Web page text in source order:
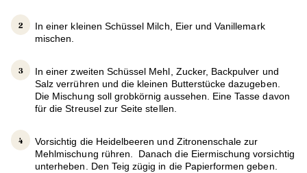
In einer kleinen Schüssel Milch, Eier und Vanillemark
mischen.
In einer zweiten Schüssel Mehl, Zucker, Backpulver und
Salz verrühren und die kleinen Butterstücke dazugeben.
Die Mischung soll grobkörnig aussehen. Eine Tasse davon
für die Streusel zur Seite stellen.
Vorsichtig die Heidelbeeren und Zitronenschale zur
Mehlmischung rühren. Danach die Eiermischung vorsichtig
unterheben. Den Teig zügig in die Papierformen geben.